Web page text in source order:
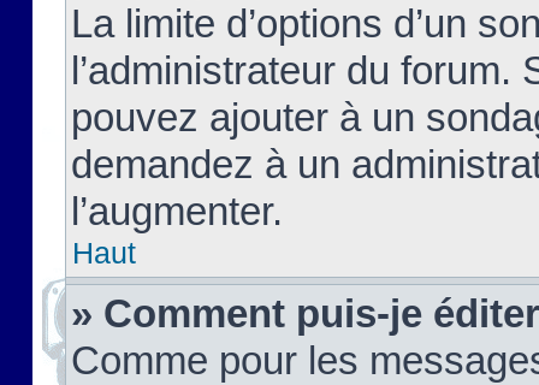
La limite d’options d’un
l’administrateur du forum.
pouvez ajouter à un
demandez à un
l’augmenter.
Haut
» Comment puis-je
Comme pour les